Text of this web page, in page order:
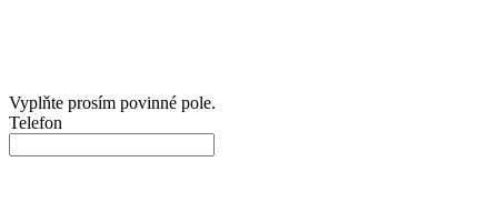
Vyplňte prosím povinné pole.
Telefon